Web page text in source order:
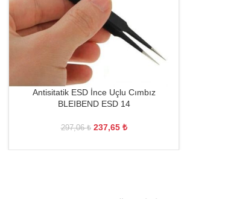
Antisitatik ESD İnce Uçlu Cımbız
BLEIBEND ESD 14
297,06₺ 237,65 ₺